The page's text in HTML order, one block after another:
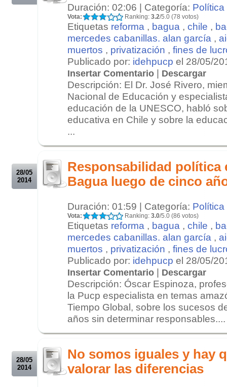
Duración: 02:06 | Categoría: Política
Vota: Ranking: 3.2/5.0 (78 votos)
Etiquetas reforma , bagua , chile ,
mercedes cabanillas. alan garcía ,
muertos , privatización , fines de
Publicado por: idehpucp el 28/05/
Insertar Comentario | Descargar
Descripción: El Dr. José Rivero,
Nacional de Educación y
educación de la UNESCO, habló
educativa en Chile y sobre la
...
28/05
2014
Responsabilidad política
Bagua luego de cinco
Duración: 01:59 | Categoría: Política
Vota: Ranking: 3.0/5.0 (86 votos)
Etiquetas reforma , bagua , chile ,
mercedes cabanillas. alan garcía ,
muertos , privatización , fines de
Publicado por: idehpucp el 28/05/
Insertar Comentario | Descargar
Descripción: Óscar Espinoza,
la Pucp especialista en temas
Tiempo Global, sobre los sucesos
años sin determinar responsables....
28/05
2014
No somos iguales y hay
valorar las diferencias